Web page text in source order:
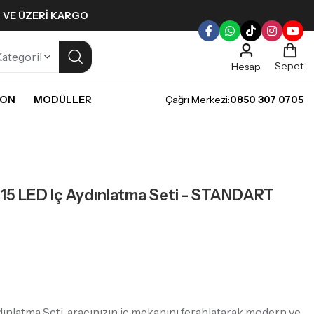
ÜZERI KARGO
Hesap
Sepet
MODÜLLER Çağrı Merkezi:0850 307 0705
LED Iç Aydınlatma Seti - STANDART